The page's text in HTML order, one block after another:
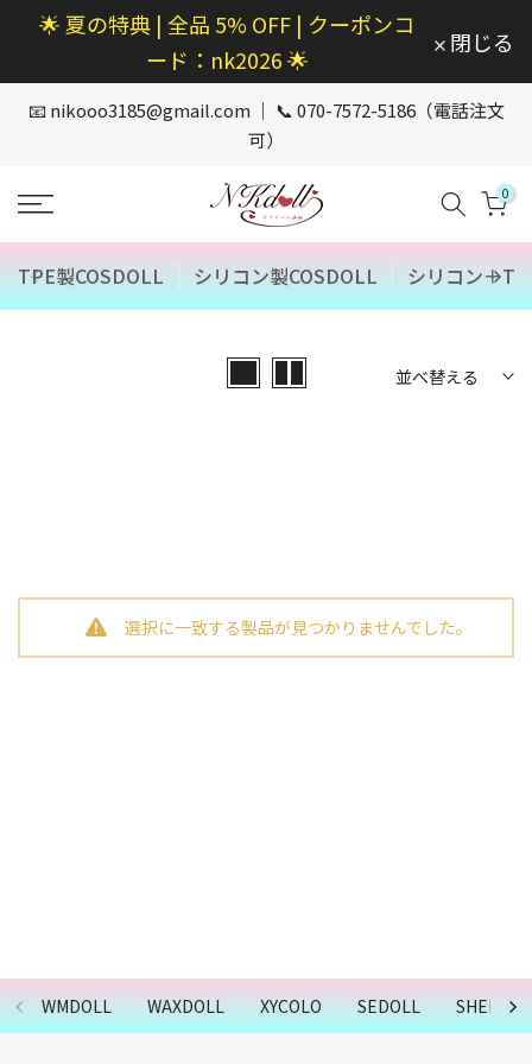
へ
ス
🌟 夏の特典 | 全品 5% OFF | クーポンコ
ード：nk2026 🌟
閉じる
📧 nikooo3185@gmail.com ｜ 📞 070-7572-5186（電話注文
可）
0
TPE製COSDOLL シリコン製COSDOLL シリコン＋
並べ替える
選択に一致する製品が見つかりませんでした。
WMDOLL WAXDOLL XYCOLO SEDOLL SHEDOLL